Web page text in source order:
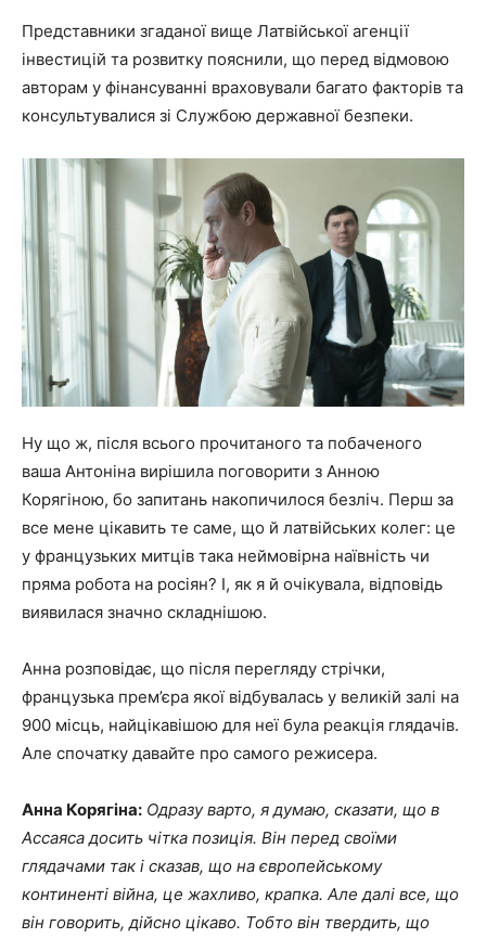
Представники згаданої вище Латвійської агенції
інвестицій та розвитку пояснили, що перед відмовою
авторам у фінансуванні враховували багато факторів та
консультувалися зі Службою державної безпеки.
Ну що ж, після всього прочитаного та побаченого
ваша Антоніна вирішила поговорити з Анною
Корягіною, бо запитань накопичилося безліч. Перш за
все мене цікавить те саме, що й латвійських колег: це
у французьких митців така неймовірна наївність чи
пряма робота на росіян? І, як я й очікувала, відповідь
виявилася значно складнішою.
Анна розповідає, що після перегляду стрічки,
французька прем’єра якої відбувалась у великій залі на
900 місць, найцікавішою для неї була реакція глядачів.
Але спочатку давайте про самого режисера.
Анна Корягіна: Одразу варто, я думаю, сказати, що в
Ассаяса досить чітка позиція. Він перед своїми
глядачами так і сказав, що на європейському
континенті війна, це жахливо, крапка. Але далі все, що
він говорить, дійсно цікаво. Тобто він твердить, що